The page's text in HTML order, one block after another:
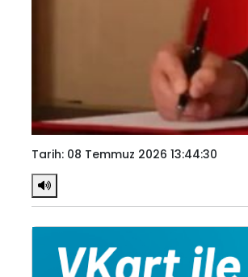
Tarih: 08 Temmuz 2026 13:44:30